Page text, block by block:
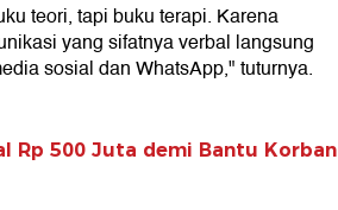
teori, tapi buku terapi. Karena
yang sifatnya verbal langsung
sosial dan WhatsApp," tuturnya.
Rp 500 Juta demi Bantu Korban